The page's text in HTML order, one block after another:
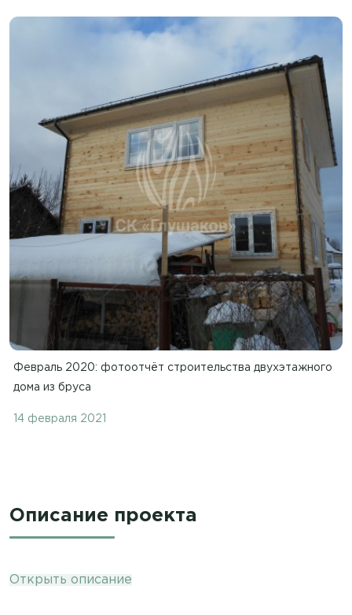
Февраль 2020: фотоотчёт строительства двухэтажного
дома из бруса
14 февраля 2021
Описание проекта
Открыть описание